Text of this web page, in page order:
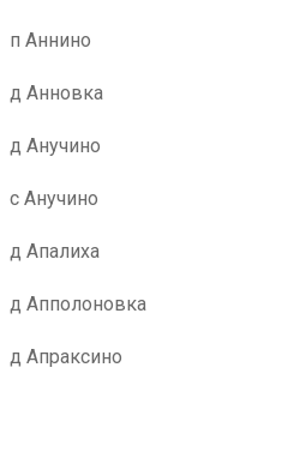
п Аннино
д Анновка
д Анучино
с Анучино
д Апалиха
д Апполоновка
д Апраксино